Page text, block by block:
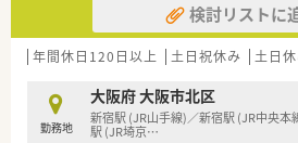
検討リストに
年間休日120日以上 土日祝休み 土日
勤務地
大阪府 大阪市北区
新宿駅 (JR山手線)／新宿駅 (JR中央
駅 (JR埼京…